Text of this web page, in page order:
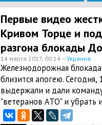
Первые видео
Кривом Торце и
разгона блокады
14 марта 2017, 00:14 —Украина
Железнодорожная
близится апогею.
выдержали и дали
"ветеранов АТО" и убрать